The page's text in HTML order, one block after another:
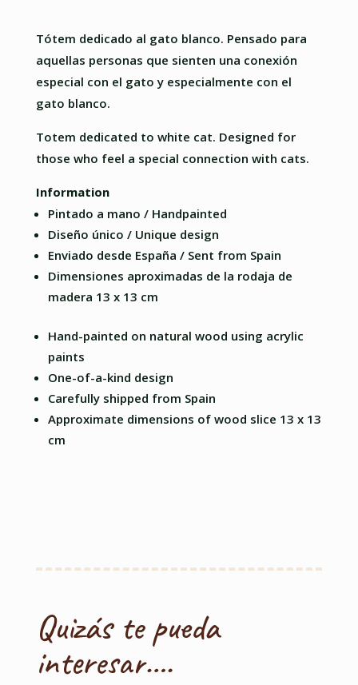
Tótem dedicado al gato blanco. Pensado para
aquellas personas que sienten una conexión
especial con el gato y especialmente con el
gato blanco.
Totem dedicated to white cat. Designed for
those who feel a special connection with cats.
Information
Pintado a mano / Handpainted
Diseño único / Unique design
Enviado desde España / Sent from Spain
Dimensiones aproximadas de la rodaja de
madera 13 x 13 cm
Hand-painted on natural wood using acrylic
paints
One-of-a-kind design
Carefully shipped from Spain
Approximate dimensions of wood slice 13 x 13
cm
Quizás te pueda
interesar….